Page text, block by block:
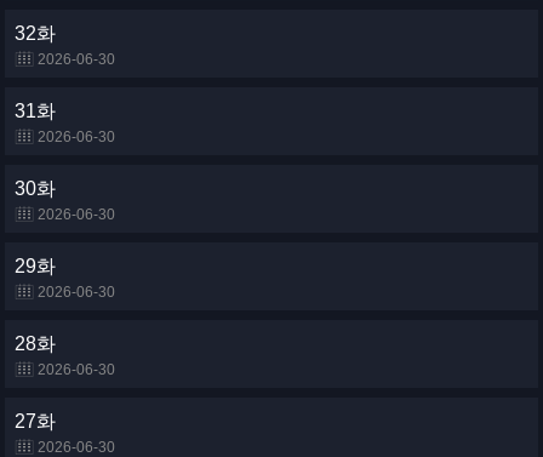
32화
2026-06-30
31화
2026-06-30
30화
2026-06-30
29화
2026-06-30
28화
2026-06-30
27화
2026-06-30